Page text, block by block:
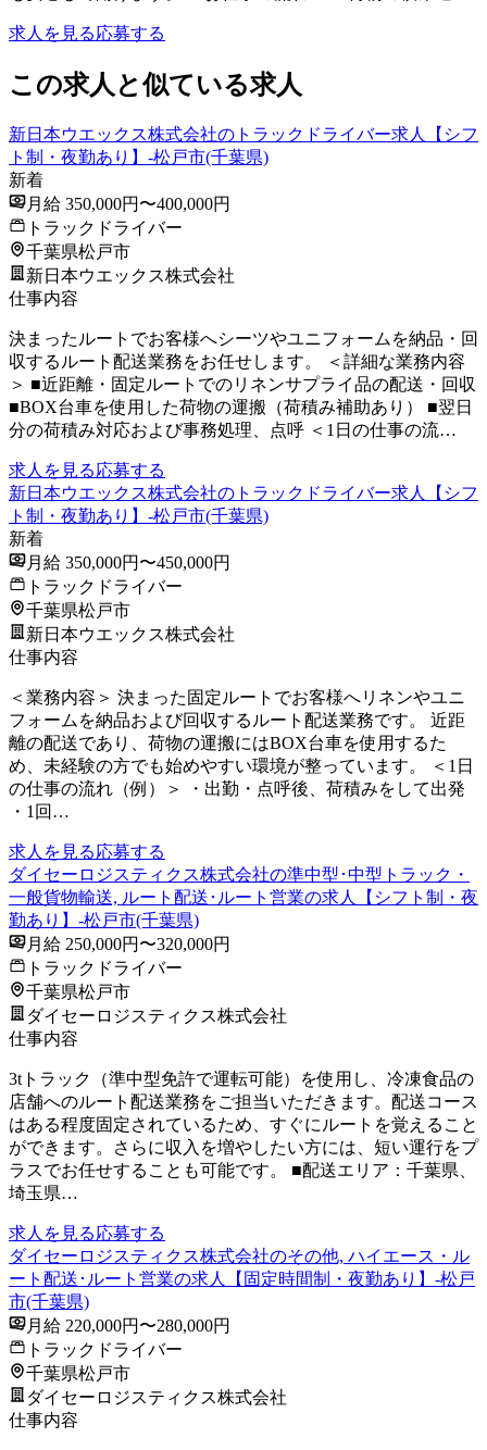
求人を見る応募する
この求人と似ている求人
新日本ウエックス株式会社のトラックドライバー求人【シフ
ト制・夜勤あり】-松戸市(千葉県)
新着
月給 350,000円〜400,000円
トラックドライバー
千葉県松戸市
新日本ウエックス株式会社
仕事内容
決まったルートでお客様へシーツやユニフォームを納品・回
収するルート配送業務をお任せします。 ＜詳細な業務内容
＞ ■近距離・固定ルートでのリネンサプライ品の配送・回収
■BOX台車を使用した荷物の運搬（荷積み補助あり） ■翌日
分の荷積み対応および事務処理、点呼 ＜1日の仕事の流…
求人を見る応募する
新日本ウエックス株式会社のトラックドライバー求人【シフ
ト制・夜勤あり】-松戸市(千葉県)
新着
月給 350,000円〜450,000円
トラックドライバー
千葉県松戸市
新日本ウエックス株式会社
仕事内容
＜業務内容＞ 決まった固定ルートでお客様へリネンやユニ
フォームを納品および回収するルート配送業務です。 近距
離の配送であり、荷物の運搬にはBOX台車を使用するた
め、未経験の方でも始めやすい環境が整っています。 ＜1日
の仕事の流れ（例）＞ ・出勤・点呼後、荷積みをして出発
・1回…
求人を見る応募する
ダイセーロジスティクス株式会社の準中型･中型トラック・
一般貨物輸送, ルート配送･ルート営業の求人【シフト制・夜
勤あり】-松戸市(千葉県)
月給 250,000円〜320,000円
トラックドライバー
千葉県松戸市
ダイセーロジスティクス株式会社
仕事内容
3tトラック（準中型免許で運転可能）を使用し、冷凍食品の
店舗へのルート配送業務をご担当いただきます。配送コース
はある程度固定されているため、すぐにルートを覚えること
ができます。さらに収入を増やしたい方には、短い運行をプ
ラスでお任せすることも可能です。 ■配送エリア：千葉県、
埼玉県…
求人を見る応募する
ダイセーロジスティクス株式会社のその他, ハイエース・ル
ート配送･ルート営業の求人【固定時間制・夜勤あり】-松戸
市(千葉県)
月給 220,000円〜280,000円
トラックドライバー
千葉県松戸市
ダイセーロジスティクス株式会社
仕事内容